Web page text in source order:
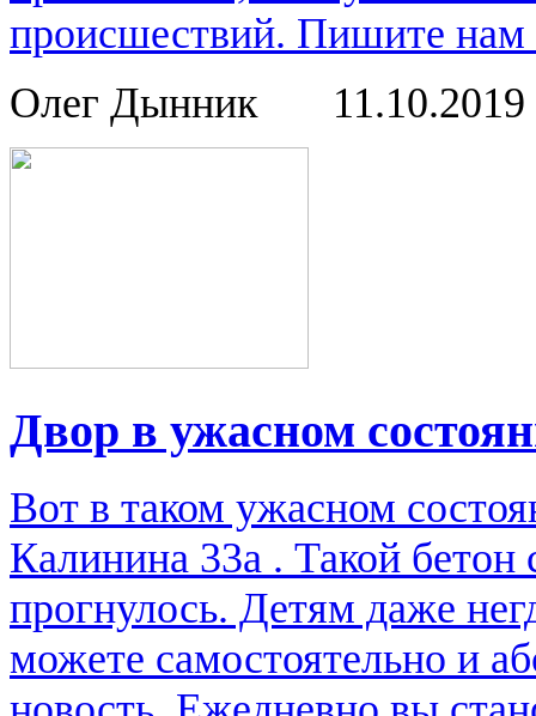
происшествий. Пишите нам
Олег Дынник
11.10.2019
Двор в ужасном
Вот в таком ужасном
Калинина 33а . Такой
прогнулось. Детям даже
можете самостоятельно и